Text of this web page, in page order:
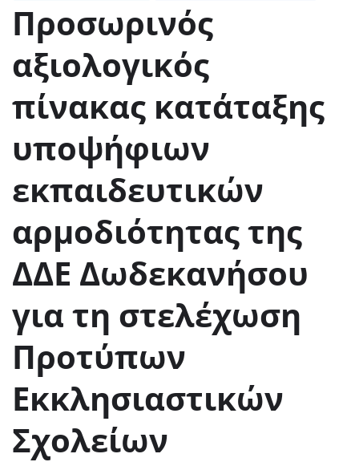
Προσωρινός
αξιολογικός
πίνακας κατάταξης
υποψήφιων
εκπαιδευτικών
αρμοδιότητας της
ΔΔΕ Δωδεκανήσου
για τη στελέχωση
Προτύπων
Εκκλησιαστικών
Σχολείων